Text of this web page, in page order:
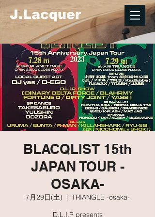
J.Lacquer
BLACQLIST 15th
JAPAN TOUR -
OSAKA-
7月29日(土)
  |
TRIANGLE -osaka-
D.L.I.P presents